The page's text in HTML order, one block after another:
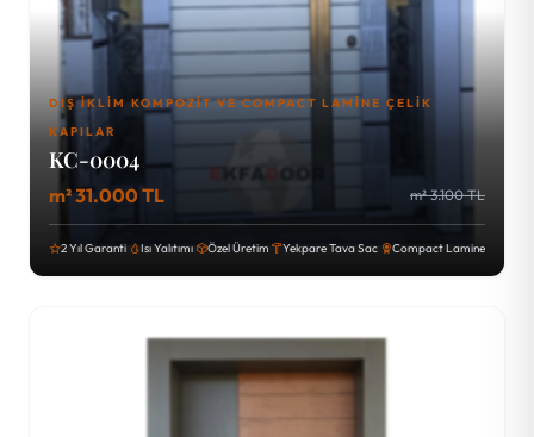
DIŞ İKLIM KOMPOZIT VE COMPACT LAMINE ÇELIK
KAPILAR
KC-0004
m² 31.000 TL m² 3.100 TL
2 Yıl Garanti Isı Yalıtımı Özel Üretim Yekpare Tava Sac Compact Lamine